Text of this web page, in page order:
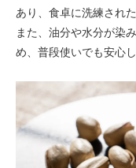
あり、食卓に洗練され
また、油分や水分が染
め、普段使いでも安心